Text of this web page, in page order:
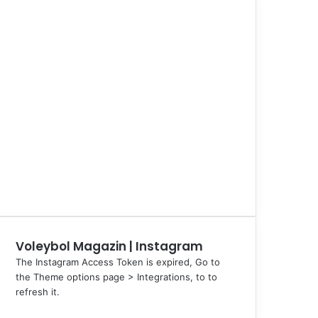
Voleybol Magazin | Instagram
The Instagram Access Token is expired, Go to
the Theme options page > Integrations, to to
refresh it.